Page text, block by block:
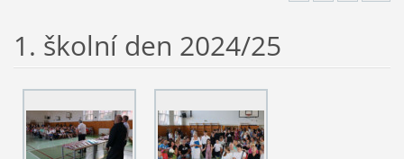
1. školní den 2024/25